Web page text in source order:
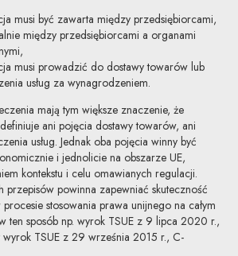
musi być zawarta między przedsiębiorcami,
między przedsiębiorcami a organami
musi prowadzić do dostawy towarów lub
usług za wynagrodzeniem.
mają tym większe znaczenie, że
ani pojęcia dostawy towarów, ani
usług. Jednak oba pojęcia winny być
i jednolicie na obszarze UE,
kontekstu i celu omawianych regulacji.
przepisów powinna zapewniać skuteczność
stosowania prawa unijnego na całym
ten sposób np. wyrok TSUE z 9 lipca 2020 r.,
TSUE z 29 września 2015 r., C-